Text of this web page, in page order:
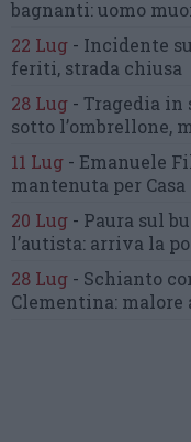
bagnanti:uomo
22 Lug - Incidente
feriti, strada chiusa
28 Lug - Tragedia in
sotto l’ombrellone,
11 Lug - Emanuele
mantenuta per
20 Lug - Paura sul
l’autista: arriva la
28 Lug - Schianto
Clementina: malore